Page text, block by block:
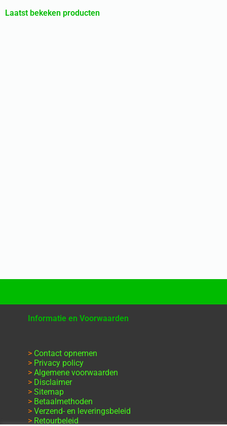
Laatst bekeken producten
Informatie en Voorwaarden
> Contact opnemen
> Privacy policy
> Algemene voorwaarden
> Disclaimer
> Sitemap
> Betaalmethoden
> Verzend- en leveringsbeleid
> Retourbeleid